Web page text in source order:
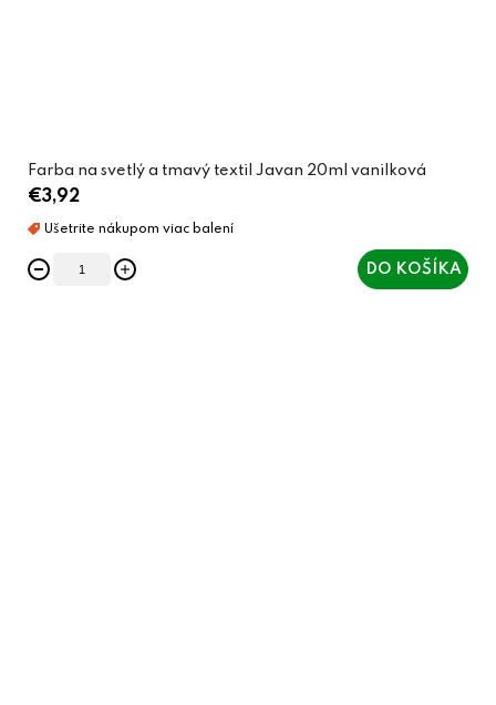
Farba na svetlý a tmavý textil Javan 20ml vanilková
€3,92
DO KOŠÍKA